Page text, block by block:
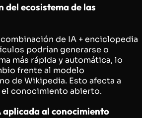
ecosistema de las
de IA + enciclopedia
podrían generarse o
más rápida y automática, lo
frente al modelo
de Wikipedia. Esto afecta a
conocimiento abierto.
aplicada al conocimiento